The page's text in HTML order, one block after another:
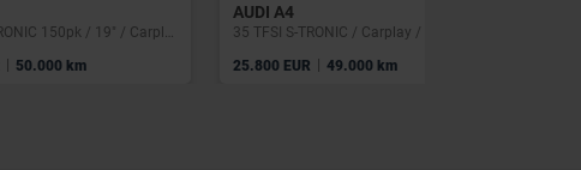
35 TFSI S-TRONIC 150pk / 19" / Carplay / GPS / C.C. / Keyless / PDC
| 50.000 km
AUDI A4
25.800 EUR | 49.000 km